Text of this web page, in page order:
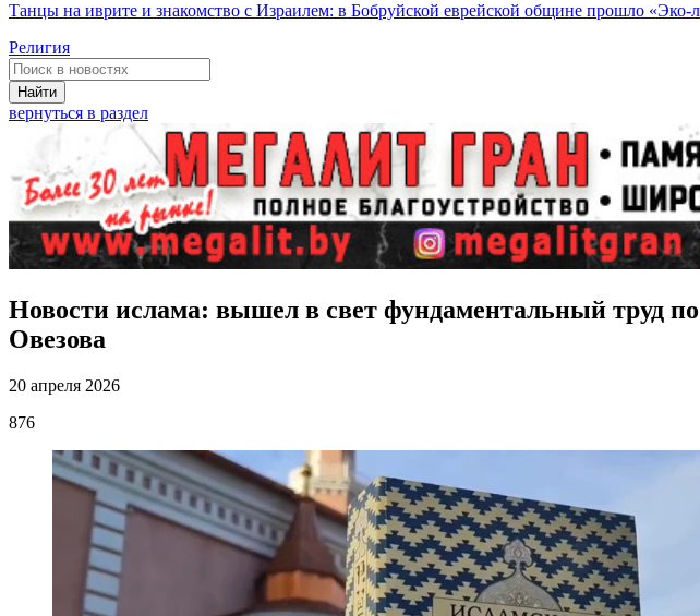
Танцы на иврите и знакомство с Израилем: в Бобруйской еврейской общине прошло «Эко-
Религия
Найти
вернуться в раздел
Новости ислама: вышел в свет фундаментальный труд
Овезова
20 апреля 2026
876